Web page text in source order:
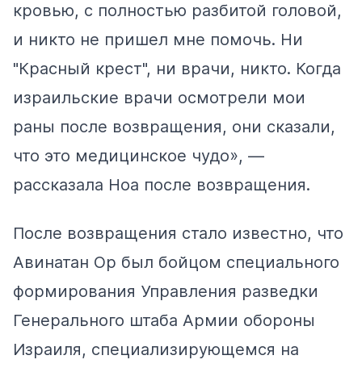
кровью, с полностью разбитой головой,
и никто не пришел мне помочь. Ни
"Красный крест", ни врачи, никто. Когда
израильские врачи осмотрели мои
раны после возвращения, они сказали,
что это медицинское чудо», —
рассказала Ноа после возвращения.
После возвращения стало известно, что
Авинатан Ор был бойцом специального
формирования Управления разведки
Генерального штаба Армии обороны
Израиля, специализирующемся на